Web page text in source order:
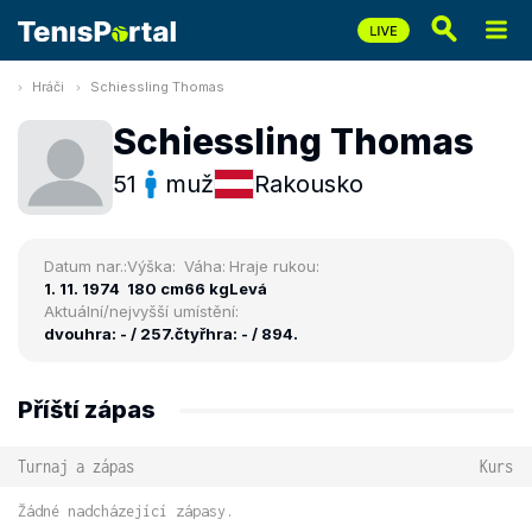
Hráči Schiessling Thomas
Schiessling Thomas
51 muž Rakousko
Datum nar.:
1. 11. 1974
Výška:
180 cm
Váha:
66 kg
Hraje rukou:
Levá
Aktuální/nejvyšší umístění:
dvouhra: - / 257.čtyřhra: - / 894.
Příští zápas
Turnaj a zápas Kurs
Žádné nadcházející zápasy.